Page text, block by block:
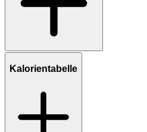
Kalorientabelle